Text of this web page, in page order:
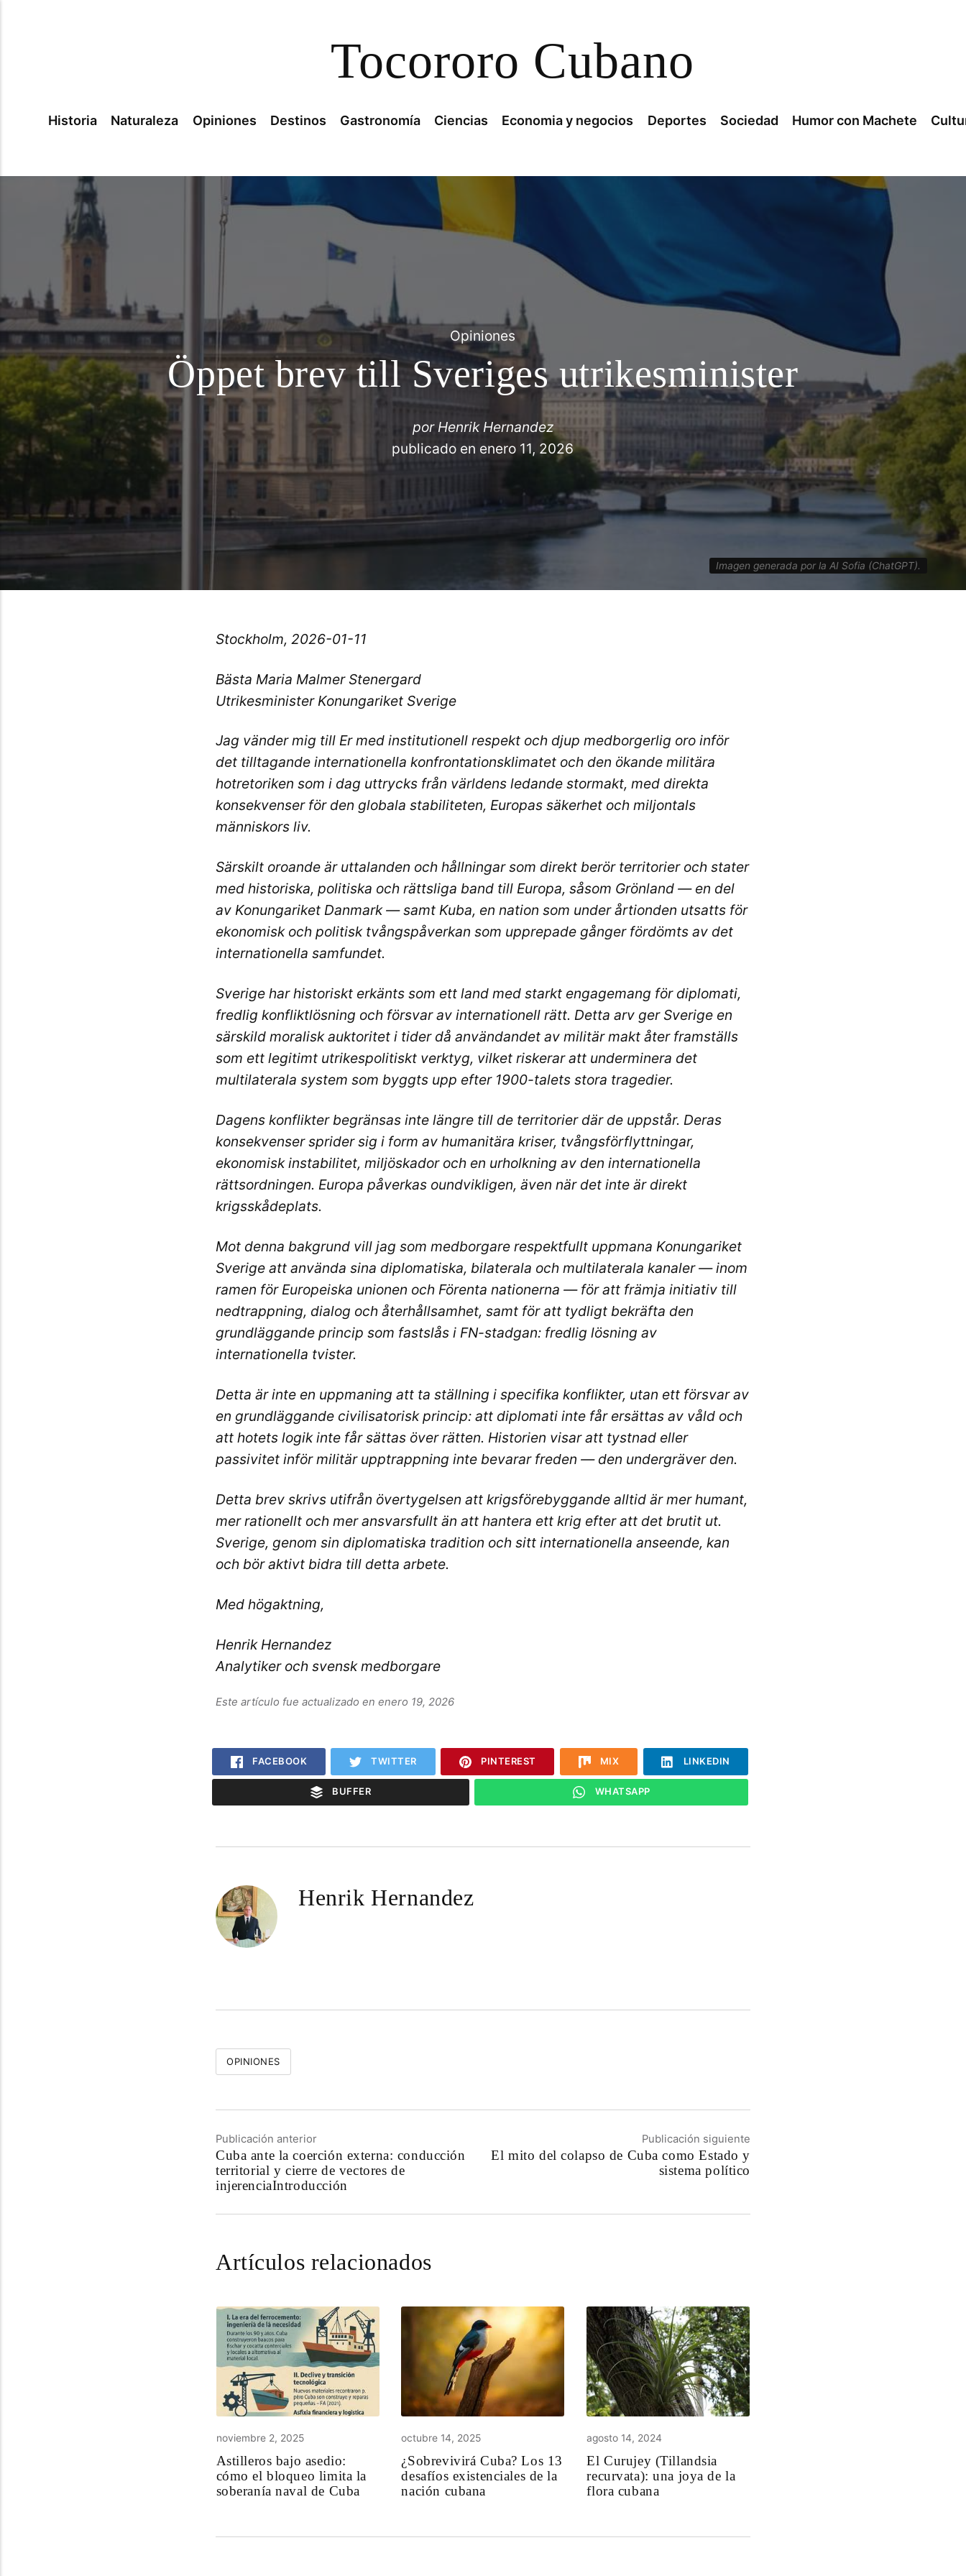
Tocororo Cubano
Historia Naturaleza Opiniones Destinos Gastronomía Ciencias Economia y negocios Deportes Sociedad Humor con Machete
Opiniones
Öppet brev till Sveriges utrikesminister
porHenrik Hernandez
publicado en enero 11, 2026
Imagen generada por la AI Sofia (ChatGPT).
Stockholm, 2026-01-11
Bästa Maria Malmer Stenergard
Utrikesminister Konungariket Sverige
Jag vänder mig till Er med institutionell respekt och djup medborgerlig oro inför
det tilltagande internationella konfrontationsklimatet och den ökande militära
hotretoriken som i dag uttrycks från världens ledande stormakt, med direkta
konsekvenser för den globala stabiliteten, Europas säkerhet och miljontals
människors liv.
Särskilt oroande är uttalanden och hållningar som direkt berör territorier och stater
med historiska, politiska och rättsliga band till Europa, såsom Grönland — en del
av Konungariket Danmark — samt Kuba, en nation som under årtionden utsatts för
ekonomisk och politisk tvångspåverkan som upprepade gånger fördömts av det
internationella samfundet.
Sverige har historiskt erkänts som ett land med starkt engagemang för diplomati,
fredlig konfliktlösning och försvar av internationell rätt. Detta arv ger Sverige en
särskild moralisk auktoritet i tider då användandet av militär makt åter framställs
som ett legitimt utrikespolitiskt verktyg, vilket riskerar att underminera det
multilaterala system som byggts upp efter 1900-talets stora tragedier.
Dagens konflikter begränsas inte längre till de territorier där de uppstår. Deras
konsekvenser sprider sig i form av humanitära kriser, tvångsförflyttningar,
ekonomisk instabilitet, miljöskador och en urholkning av den internationella
rättsordningen. Europa påverkas oundvikligen, även när det inte är direkt
krigsskådeplats.
Mot denna bakgrund vill jag som medborgare respektfullt uppmana Konungariket
Sverige att använda sina diplomatiska, bilaterala och multilaterala kanaler — inom
ramen för Europeiska unionen och Förenta nationerna — för att främja initiativ till
nedtrappning, dialog och återhållsamhet, samt för att tydligt bekräfta den
grundläggande princip som fastslås i FN-stadgan: fredlig lösning av
internationella tvister.
Detta är inte en uppmaning att ta ställning i specifika konflikter, utan ett försvar av
en grundläggande civilisatorisk princip: att diplomati inte får ersättas av våld och
att hotets logik inte får sättas över rätten. Historien visar att tystnad eller
passivitet inför militär upptrappning inte bevarar freden — den undergräver den.
Detta brev skrivs utifrån övertygelsen att krigsförebyggande alltid är mer humant,
mer rationellt och mer ansvarsfullt än att hantera ett krig efter att det brutit ut.
Sverige, genom sin diplomatiska tradition och sitt internationella anseende, kan
och bör aktivt bidra till detta arbete.
Med högaktning,
Henrik Hernandez
Analytiker och svensk medborgare
Este artículo fue actualizado en enero 19, 2026
FACEBOOK TWITTER PINTEREST MIX LINKEDIN
BUFFER WHATSAPP
Henrik Hernandez
OPINIONES
Publicación anterior
Cuba ante la coerción externa: conducción
territorial y cierre de vectores de
injerenciaIntroducción
Publicación siguiente
El mito del colapso de Cuba como Estado y
sistema político
Artículos relacionados
noviembre 2, 2025
Astilleros bajo asedio:
cómo el bloqueo limita la
soberanía naval de Cuba
octubre 14, 2025
¿Sobrevivirá Cuba? Los 13
desafíos existenciales de la
nación cubana
agosto 14, 2024
El Curujey (Tillandsia
recurvata): una joya de la
flora cubana